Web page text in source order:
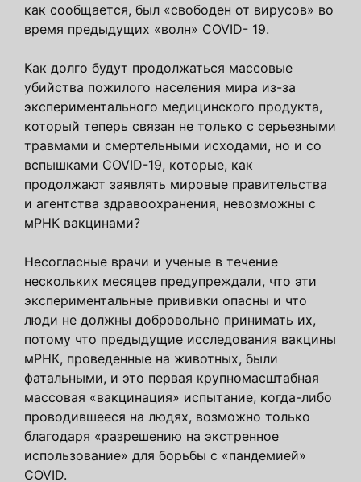
как сообщается, был «свободен от вирусов» во
время предыдущих «волн» COVID- 19.
Как долго будут продолжаться массовые
убийства пожилого населения мира из-за
экспериментального медицинского продукта,
который теперь связан не только с серьезными
травмами и смертельными исходами, но и со
вспышками COVID-19, которые, как
продолжают заявлять мировые правительства
и агентства здравоохранения, невозможны с
мРНК вакцинами?
Несогласные врачи и ученые в течение
нескольких месяцев предупреждали, что эти
экспериментальные прививки опасны и что
люди не должны добровольно принимать их,
потому что предыдущие исследования вакцины
мРНК, проведенные на животных, были
фатальными, и это первая крупномасштабная
массовая «вакцинация» испытание, когда-либо
проводившееся на людях, возможно только
благодаря «разрешению на экстренное
использование» для борьбы с «пандемией»
COVID.